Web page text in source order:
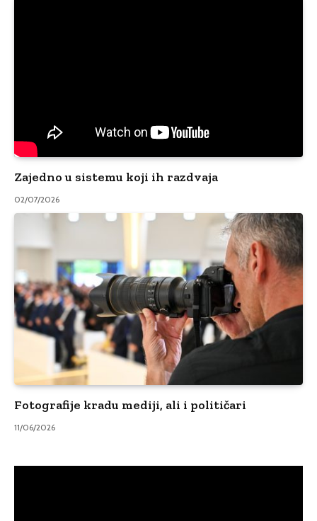
Zajedno u sistemu koji ih razdvaja
02/07/2026
Fotografije kradu mediji, ali i političari
11/06/2026